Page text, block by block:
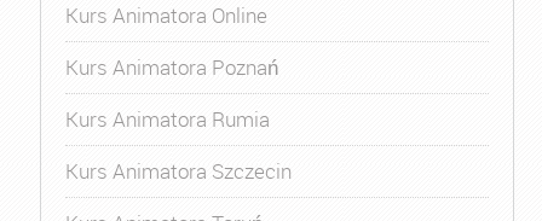
Kurs Animatora Online
Kurs Animatora Poznań
Kurs Animatora Rumia
Kurs Animatora Szczecin